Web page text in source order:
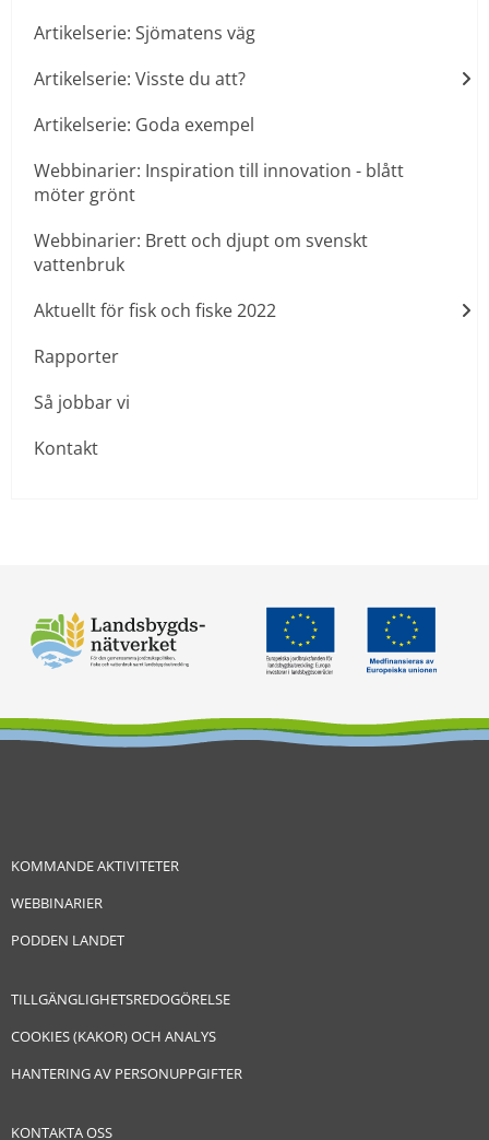
Artikelserie: Sjömatens väg
Artikelserie: Visste du att?
Artikelserie: Goda exempel
Webbinarier: Inspiration till innovation - blått
möter grönt
Webbinarier: Brett och djupt om svenskt
vattenbruk
Aktuellt för fisk och fiske 2022
Rapporter
Så jobbar vi
Kontakt
KOMMANDE AKTIVITETER
WEBBINARIER
PODDEN LANDET
TILLGÄNGLIGHETSREDOGÖRELSE
COOKIES (KAKOR) OCH ANALYS
HANTERING AV PERSONUPPGIFTER
KONTAKTA OSS